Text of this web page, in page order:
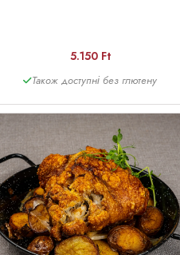
5.150 Ft
Також доступні без глютену